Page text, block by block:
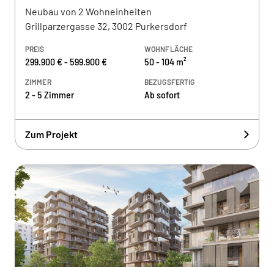
Neubau von 2 Wohneinheiten
Grillparzergasse 32, 3002 Purkersdorf
PREIS
299.900 € - 599.900 €
WOHNFLÄCHE
50 - 104 m²
ZIMMER
2 - 5 Zimmer
BEZUGSFERTIG
Ab sofort
Zum Projekt